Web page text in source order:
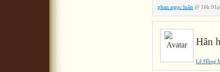
phan ngọc luân @
Hân
Lê Hồng